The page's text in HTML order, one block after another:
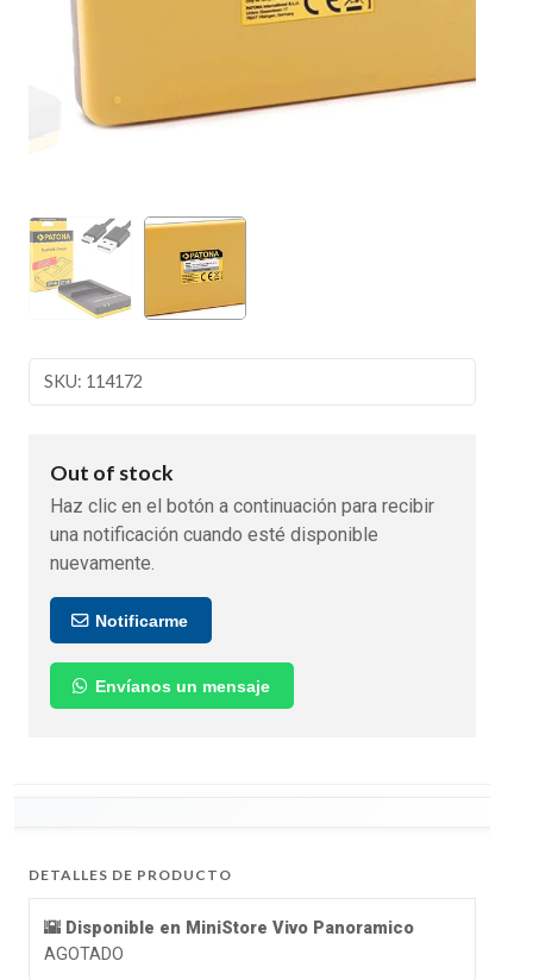
SKU: 114172
Out of stock
Haz clic en el botón a continuación para recibir
una notificación cuando esté disponible
nuevamente.
Notificarme
Envíanos un mensaje
DETALLES DE PRODUCTO
🌇 Disponible en MiniStore Vivo Panoramico
AGOTADO